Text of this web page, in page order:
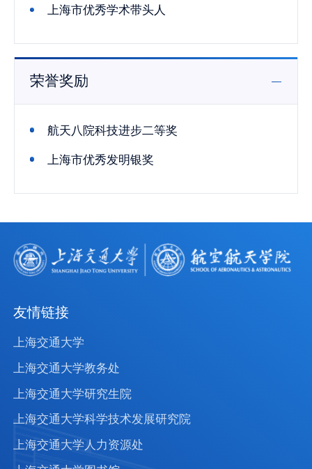
上海市优秀学术带头人
荣誉奖励
航天八院科技进步二等奖
上海市优秀发明银奖
友情链接
上海交通大学
上海交通大学教务处
上海交通大学研究生院
上海交通大学科学技术发展研究院
上海交通大学人力资源处